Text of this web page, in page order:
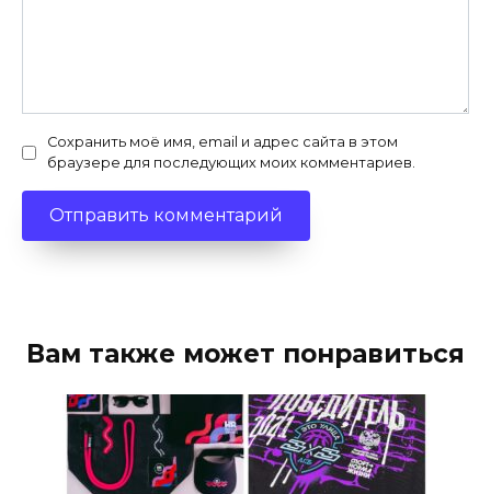
Сохранить моё имя, email и адрес сайта в этом
браузере для последующих моих комментариев.
Вам также может понравиться